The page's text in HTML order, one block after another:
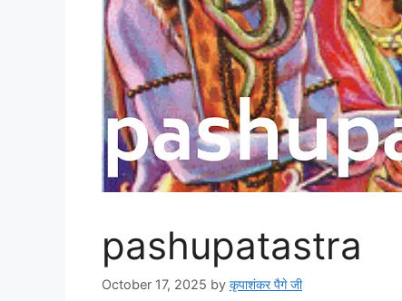
pashupatastra
October 17, 2025 by कृपाशंकर पैगे जी